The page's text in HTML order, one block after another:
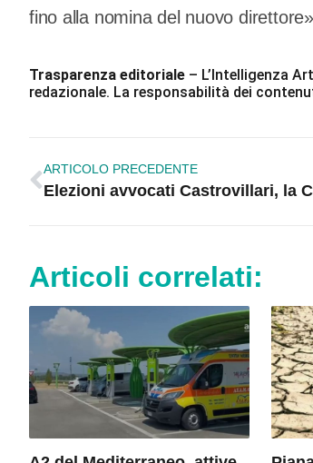
fino alla nomina del nuovo
Trasparenza editoriale – L’Intelligenza
redazionale. La responsabilità dei
ARTICOLO PRECEDENTE
Articoli correlati: